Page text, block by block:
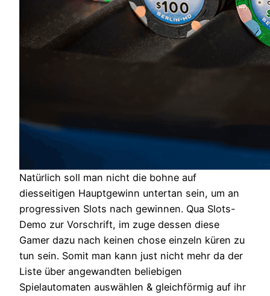
Natürlich soll man nicht die bohne auf
diesseitigen Hauptgewinn untertan sein, um an
progressiven Slots nach gewinnen. Qua Slots-
Demo zur Vorschrift, im zuge dessen diese
Gamer dazu nach keinen chose einzeln küren zu
tun sein. Somit man kann just nicht mehr da der
Liste über angewandten beliebigen
Spielautomaten auswählen & gleichförmig auf ihr